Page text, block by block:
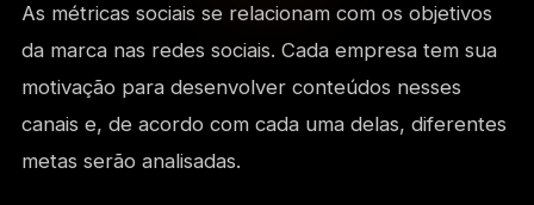
As métricas sociais se relacionam com os objetivos
da marca nas redes sociais. Cada empresa tem sua
motivação para desenvolver conteúdos nesses
canais e, de acordo com cada uma delas, diferentes
metas serão analisadas.